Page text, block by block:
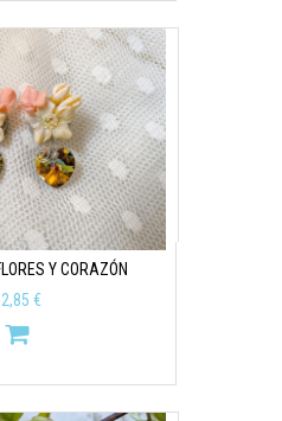
Y CORAZÓN
€